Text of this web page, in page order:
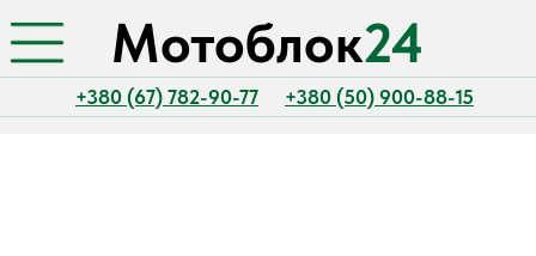
Мотоблок24
+380 (67) 782-90-77 +380 (50) 900-88-15